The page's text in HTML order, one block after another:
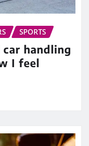
SPORTS
handling
I feel